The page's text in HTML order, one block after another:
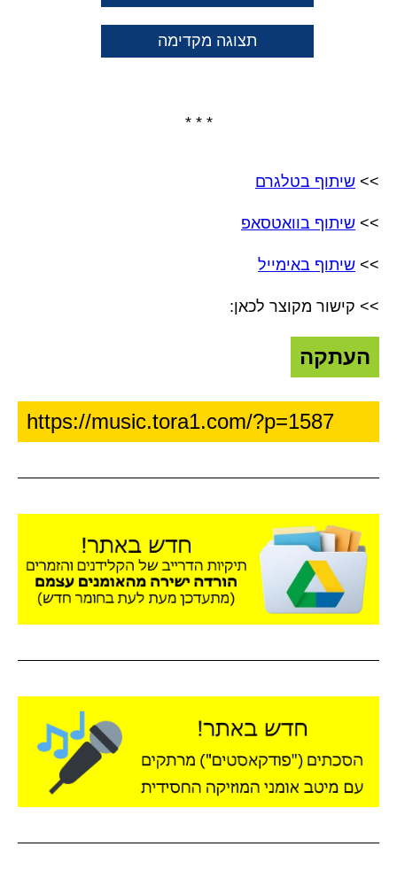
תצוגה מקדימה
* * *
>> שיתוף בטלגרם
>> שיתוף בוואטסאפ
>> שיתוף באימייל
>> קישור מקוצר לכאן:
העתקה